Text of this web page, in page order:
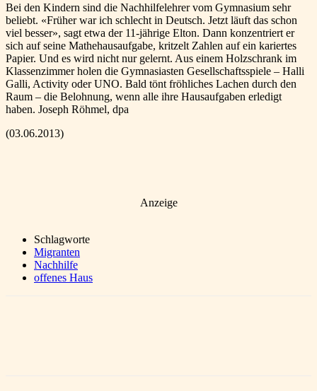
Bei den Kindern sind die Nachhilfelehrer vom Gymnasium sehr
beliebt. «Früher war ich schlecht in Deutsch. Jetzt läuft das schon
viel besser», sagt etwa der 11-jährige Elton. Dann konzentriert er
sich auf seine Mathehausaufgabe, kritzelt Zahlen auf ein kariertes
Papier. Und es wird nicht nur gelernt. Aus einem Holzschrank im
Klassenzimmer holen die Gymnasiasten Gesellschaftsspiele – Halli
Galli, Activity oder UNO. Bald tönt fröhliches Lachen durch den
Raum – die Belohnung, wenn alle ihre Hausaufgaben erledigt
haben. Joseph Röhmel, dpa
(03.06.2013)
Anzeige
Schlagworte
Migranten
Nachhilfe
offenes Haus